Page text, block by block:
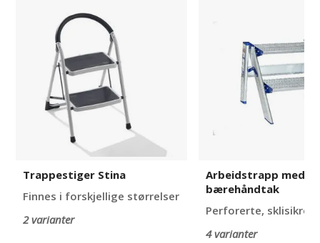
Trappestiger Stina
Finnes i forskjellige størrelser
2 varianter
bærehåndtak
Arbeidstrapp med
bærehåndtak
Perforerte, sklisikre
4 varianter